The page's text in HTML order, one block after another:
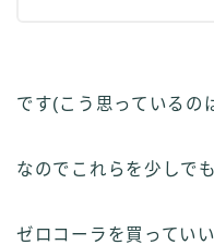
です(こう思っているの
なのでこれらを少しで
ゼロコーラを買ってい